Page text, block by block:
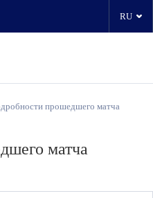
RU
прошедшего матча
матча